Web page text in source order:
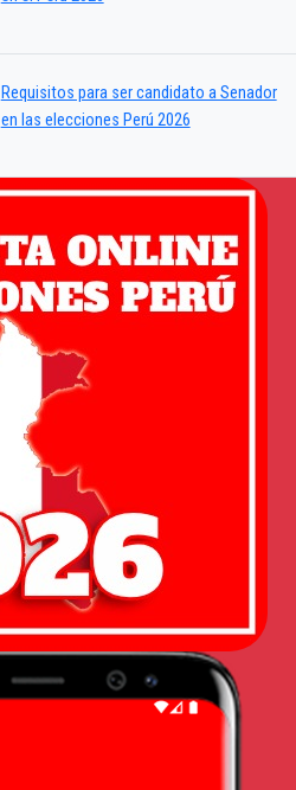
Requisitos para ser candidato a Senador
en las elecciones Perú 2026